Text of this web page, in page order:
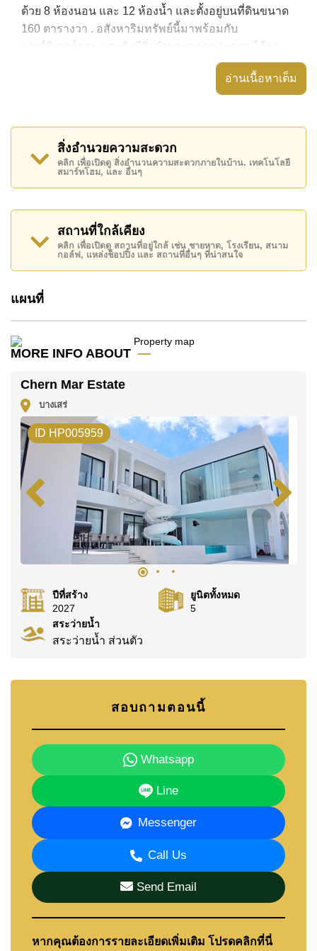
ด้วย 8 ห้องนอน และ 12 ห้องน้ำ และตั้งอยู่บนที่ดินขนาด
160 ตารางวา . อสังหาริมทรัพย์นี้มาพร้อมกับ
เฟอร์นิเจอร์ครบ และยังมีสิ่งอำนวยความสะดวก ได้แก่
สวนส่วนตัว, อ่างอาบน้ำ/จากุซซี่, ระเบียงกลางแจ้งที่มี
Chern Mar Estate มีสิ่งอำนวยความสะดวกส่วนกลาง
ได้แก่ ทางเข้ามีไม้กั้น
สถานที่สำคัญใกล้ Chern Mar Estate ได้แก่: เดินทางไป
ชายหาดได้ง่าย, ใกล้ทางด่วนมอเตอร์เวย์หรือทางหลวง ,
หาดบางเสร่, สนามบินอู่ตะเภา , ชีจันทร์ กอล์ฟ รีสอร์ท,
อีสเทิร์นสตาร์ , โรงพยาบาลสมเด็จพระนางเจ้าสิริกิติ์
อสังหาริมทรัพย์นี้มีไว้สำหรับขายในราคา ฿ 27,900,000
บาท
โฉนดที่ดินของอสังหาริมทรัพย์นี้อยู่ภายใต้กรรมสิทธิ์ ชื่อ
ค้นพบโอกาสในการทำให้ที่อยู่อาศัยนี้เป็นบ้านในฝันของ
คุณ!
ติดต่อ Cornerstone Real Estate โทร +6638411250
หรือ อีเมล
WhatsApp ของสำนักงาน:+66807945904
และ LINE:
@cornerstonepattaya
อ่านเนื้อหาเต็ม
สิ่งอำนวยความสะดวก
คลิก เพื่อเปิดดู สิ่งอำนวนความสะดวกภายในบ้าน. เทคโนโลยี
สมาร์ทโฮม, และ อื่นๆ
สถานที่ใกล้เคียง
คลิก เพื่อเปิดดู สถานที่อยู่ใกล้ เช่น ชายหาด, โรงเรียน, สนาม
กอล์ฟ, แหล่งช็อปปิ้ง และ สถานที่อื่นๆ ที่น่าสนใจ
แผนที่
MORE INFO ABOUT
Chern Mar Estate
บางเสร่
ID HP005959
ปีที่สร้าง
2027
ยูนิตทั้งหมด
5
สระว่ายน้ำ
สระว่ายน้ำ ส่วนตัว
สอบถามตอนนี้
Whatsapp
Line
Messenger
Call Us
Send Email
หากคุณต้องการรายละเอียดเพิ่มเติม โปรดคลิกที่นี่